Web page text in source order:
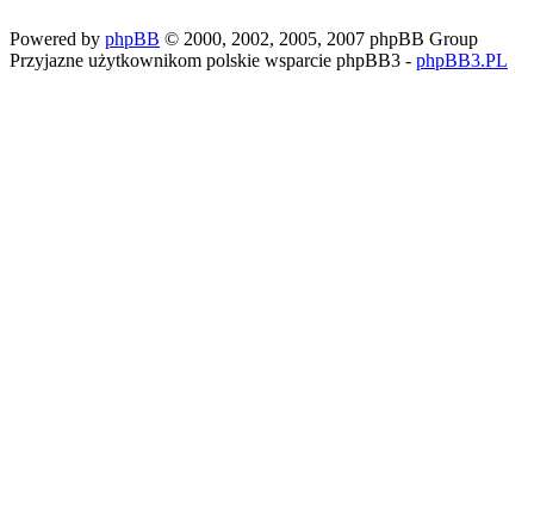
Powered by phpBB © 2000, 2002, 2005, 2007 phpBB Group
Przyjazne użytkownikom polskie wsparcie phpBB3 - phpBB3.PL